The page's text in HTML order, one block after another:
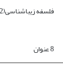
فلسفه زیباشناسی(2)
8 عنوان